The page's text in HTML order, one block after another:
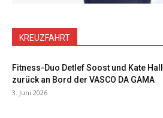
KREUZFAHRT
Fitness-Duo Detlef Soost und Kate Hall
zurück an Bord der VASCO DA GAMA
3. Juni 2026